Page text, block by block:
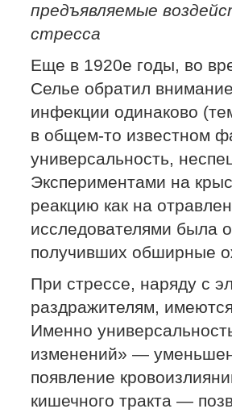
предъявляемые
стресса
Еще в 1920е годы, во
Селье обратил
инфекции одинаково
в общем-то известном
универсальность,
Экспериментами на
реакцию как на
исследователями была
получивших обширные
При стрессе, наряду с
раздражителям,
Именно
изменений» —
появление
кишечного тракта —